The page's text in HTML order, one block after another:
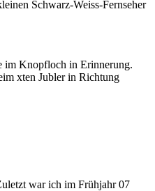
Schwarz-Weiss-Fernseher
im Knopfloch in Erinnerung.
xten Jubler in Richtung
war ich im Frühjahr 07